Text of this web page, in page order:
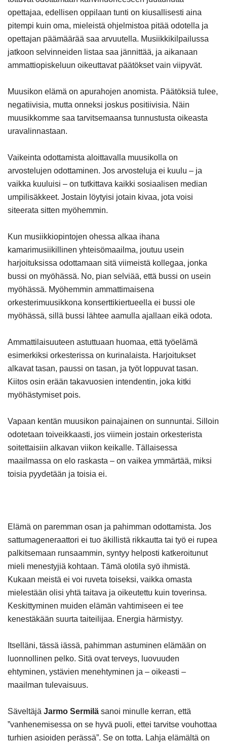
opettajaa, edellisen oppilaan tunti on kiusallisesti aina
pitempi kuin oma, mieleistä ohjelmistoa pitää odotella ja
opettajan päämäärää saa arvuutella. Musiikkikilpailussa
jatkoon selvinneiden listaa saa jännittää, ja aikanaan
ammattiopiskeluun oikeuttavat päätökset vain viipyvät.
Muusikon elämä on apurahojen anomista. Päätöksiä tulee,
negatiivisia, mutta onneksi joskus positiivisia. Näin
muusikkomme saa tarvitsemaansa tunnustusta oikeasta
uravalinnastaan.
Vaikeinta odottamista aloittavalla muusikolla on
arvostelujen odottaminen. Jos arvosteluja ei kuulu – ja
vaikka kuuluisi – on tutkittava kaikki sosiaalisen median
umpilisäkkeet. Jostain löytyisi jotain kivaa, jota voisi
siteerata sitten myöhemmin.
Kun musiikkiopintojen ohessa alkaa ihana
kamarimusiikillinen yhteisömaailma, joutuu usein
harjoituksissa odottamaan sitä viimeistä kollegaa, jonka
bussi on myöhässä. No, pian selviää, että bussi on usein
myöhässä. Myöhemmin ammattimaisena
orkesterimuusikkona konserttikiertueella ei bussi ole
myöhässä, sillä bussi lähtee aamulla ajallaan eikä odota.
Ammattilaisuuteen astuttuaan huomaa, että työelämä
esimerkiksi orkesterissa on kurinalaista. Harjoitukset
alkavat tasan, paussi on tasan, ja työt loppuvat tasan.
Kiitos osin erään takavuosien intendentin, joka kitki
myöhästymiset pois.
Vapaan kentän muusikon painajainen on sunnuntai. Silloin
odotetaan toiveikkaasti, jos viimein jostain orkesterista
soitettaisiin alkavan viikon keikalle. Tällaisessa
maailmassa on elo raskasta – on vaikea ymmärtää, miksi
toisia pyydetään ja toisia ei.
Elämä on paremman osan ja pahimman odottamista. Jos
sattumageneraattori ei tuo äkillistä rikkautta tai työ ei rupea
palkitsemaan runsaammin, syntyy helposti katkeroitunut
mieli menestyjiä kohtaan. Tämä olotila syö ihmistä.
Kukaan meistä ei voi ruveta toiseksi, vaikka omasta
mielestään olisi yhtä taitava ja oikeutettu kuin toverinsa.
Keskittyminen muiden elämän vahtimiseen ei tee
kenestäkään suurta taiteilijaa. Energia härmistyy.
Itselläni, tässä iässä, pahimman astuminen elämään on
luonnollinen pelko. Sitä ovat terveys, luovuuden
ehtyminen, ystävien menehtyminen ja – oikeasti –
maailman tulevaisuus.
Säveltäjä Jarmo Sermilä sanoi minulle kerran, että
”vanhenemisessa on se hyvä puoli, ettei tarvitse vouhottaa
turhien asioiden perässä”. Se on totta. Lahja elämältä on